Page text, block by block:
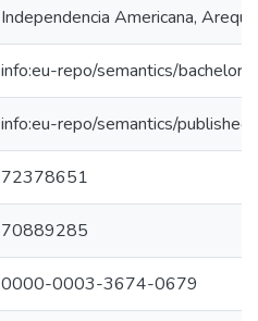
Independencia Americana,
info:eu-repo/semantics/
info:eu-repo/semantics/
72378651
70889285
0000-0003-3674-0679